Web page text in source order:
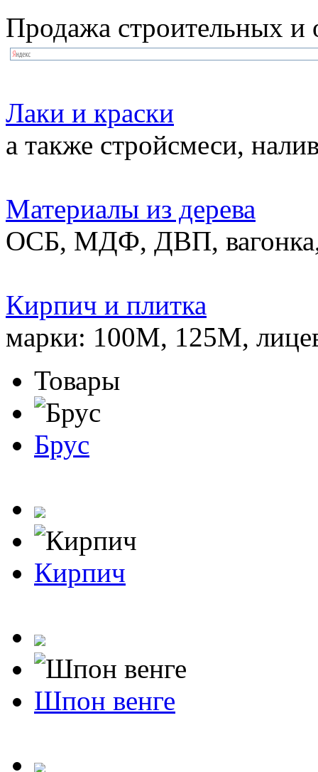
Продажа строительных и
Лаки и краски
а также стройсмеси,
Материалы из дерева
ОСБ, МДФ, ДВП,
Кирпич и плитка
марки: 100М, 125М,
Товары
Брус
Кирпич
Шпон венге